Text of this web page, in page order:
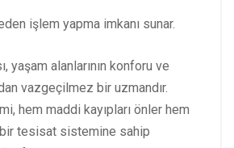
işlem yapma imkanı sunar.
yaşam alanlarının konforu ve
vazgeçilmez bir uzmandır.
hem maddi kayıpları önler hem
tesisat sistemine sahip